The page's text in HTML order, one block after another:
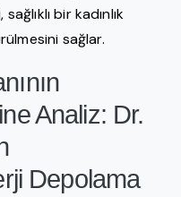
bir kadınlık
sağlar.
Analiz: Dr.
Depolama